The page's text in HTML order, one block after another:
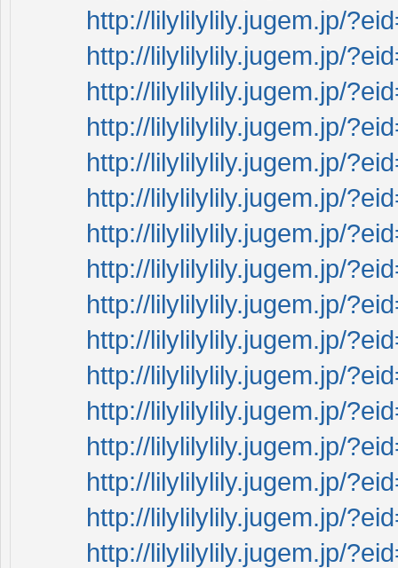
http://lilylilylily.jugem.jp/
http://lilylilylily.jugem.jp/
http://lilylilylily.jugem.jp/
http://lilylilylily.jugem.jp/
http://lilylilylily.jugem.jp/
http://lilylilylily.jugem.jp/
http://lilylilylily.jugem.jp/
http://lilylilylily.jugem.jp/
http://lilylilylily.jugem.jp/
http://lilylilylily.jugem.jp/
http://lilylilylily.jugem.jp/
http://lilylilylily.jugem.jp/
http://lilylilylily.jugem.jp/
http://lilylilylily.jugem.jp/
http://lilylilylily.jugem.jp/
http://lilylilylily.jugem.jp/